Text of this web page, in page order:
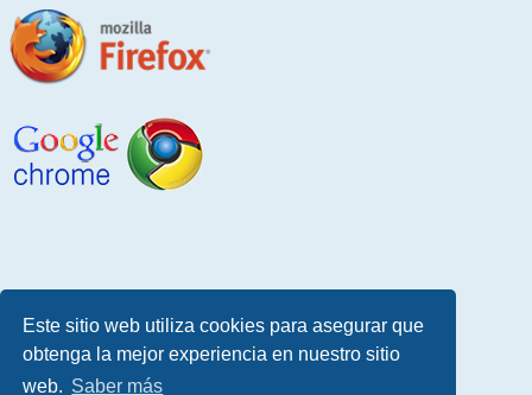
Este sitio web utiliza cookies para asegurar que
obtenga la mejor experiencia en nuestro sitio
web. Saber más